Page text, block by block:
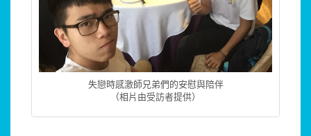
失戀時感激師兄弟們的安慰與陪伴
（相片由受訪者提供）